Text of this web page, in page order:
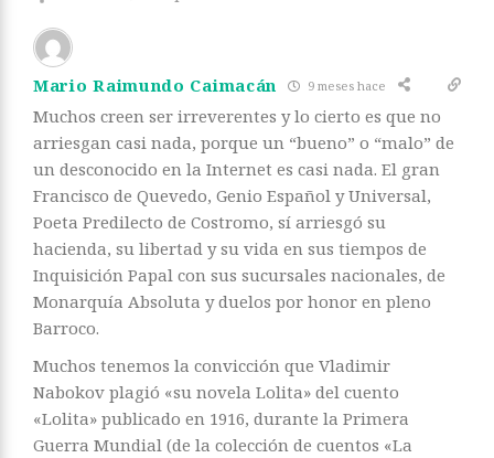
Mario Raimundo Caimacán 9 meses hace
Muchos creen ser irreverentes y lo cierto es que no
arriesgan casi nada, porque un “bueno” o “malo” de
un desconocido en la Internet es casi nada. El gran
Francisco de Quevedo, Genio Español y Universal,
Poeta Predilecto de Costromo, sí arriesgó su
hacienda, su libertad y su vida en sus tiempos de
Inquisición Papal con sus sucursales nacionales, de
Monarquía Absoluta y duelos por honor en pleno
Barroco.
Muchos tenemos la convicción que Vladimir
Nabokov plagió «su novela Lolita» del cuento
«Lolita» publicado en 1916, durante la Primera
Guerra Mundial (de la colección de cuentos «La